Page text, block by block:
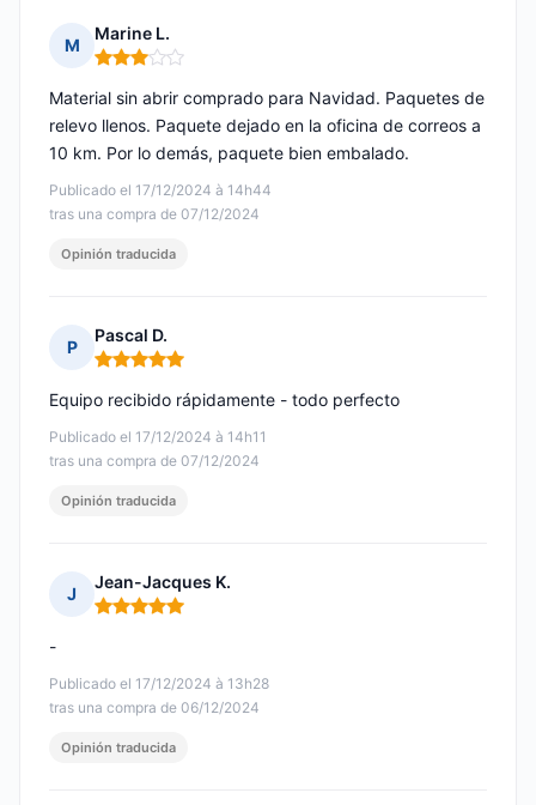
M
Marine L.
Nota: 3 de 5
Publicado el 17/12/2024 à 14h44
tras una compra de 07/12/2024
Material sin abrir comprado para Navidad. Paquetes de
relevo llenos. Paquete dejado en la oficina de correos a
10 km. Por lo demás, paquete bien embalado.
Opinión traducida
P
Pascal D.
Nota: 5 de 5
Publicado el 17/12/2024 à 14h11
tras una compra de 07/12/2024
Equipo recibido rápidamente - todo perfecto
Opinión traducida
J
Jean-Jacques K.
Nota: 5 de 5
Publicado el 17/12/2024 à 13h28
tras una compra de 06/12/2024
-
Opinión traducida